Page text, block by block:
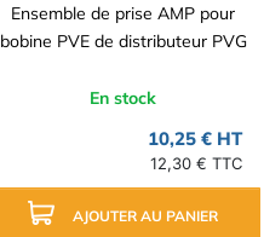
Ensemble de prise AMP pour
bobine PVE de distributeur PVG
En stock
10,25 € HT
12,30 € TTC
AJOUTER AU PANIER